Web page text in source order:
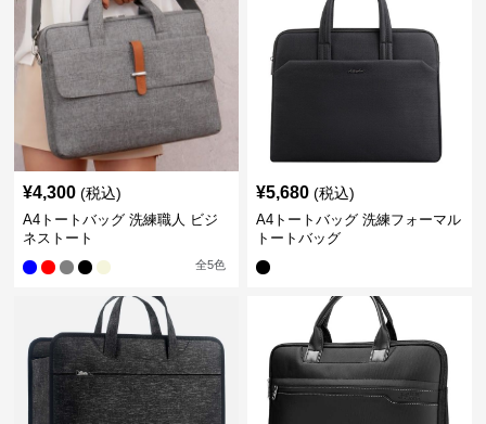
¥4,300 (税込)
A4トートバッグ 洗練職人 ビジ
ネストート
全5色
¥5,680 (税込)
A4トートバッグ 洗練フォーマル
トートバッグ